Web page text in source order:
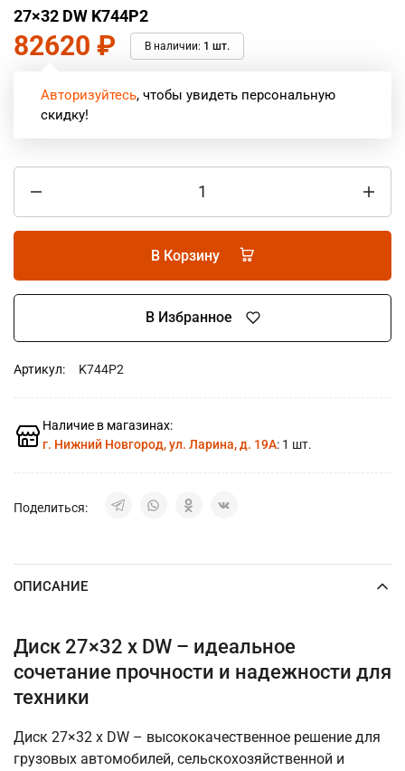
27×32 DW K744P2
82620 ₽ В наличии: 1 шт.
Авторизуйтесь, чтобы увидеть персональную
скидку!
В Корзину
В Избранное
Артикул: K744P2
Наличие в магазинах:
г. Нижний Новгород, ул. Ларина, д. 19А: 1 шт.
Поделиться:
ОПИСАНИЕ
Диск 27×32 x DW – идеальное
сочетание прочности и надежности для
техники
Диск 27×32 x DW – высококачественное решение для
грузовых автомобилей, сельскохозяйственной и